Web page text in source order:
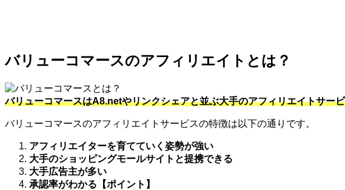
バリューコマースのアフィリエイトとは？
バリューコマースはA8.netやリンクシェアと並ぶ大手のアフィリエイトサー
バリューコマースのアフィリエイトサービスの特徴は以下の通りです。
アフィリエイターを育てていく姿勢が強い
大手のショッピングモールサイトと提携できる
大手広告主が多い
承認率がわかる【ポイント】